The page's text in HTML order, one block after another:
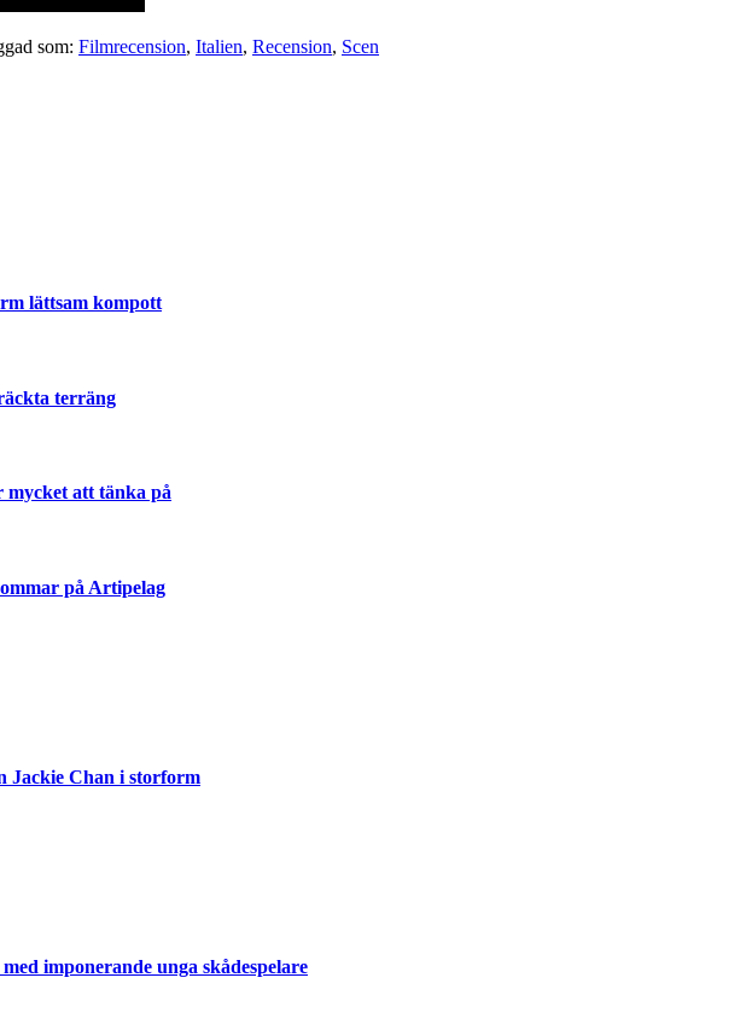
som: Filmrecension, Italien, Recension, Scen
lättsam kompott
terräng
mycket att tänka på
på Artipelag
Jackie Chan i storform
imponerande unga skådespelare